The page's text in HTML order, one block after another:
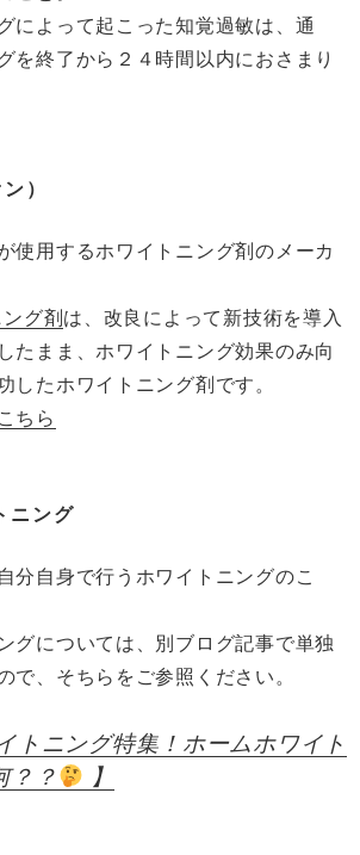
によって起こった知覚過敏は、通
を終了から２４時間以内におさまり
）
使用するホワイトニング剤のメーカ
グ剤 は、改良によって新技術を導入
たまま、ホワイトニング効果のみ向
したホワイトニング剤です。
こちら
ニング
分自身で行うホワイトニングのこ
グについては、別ブログ記事で単独
で、そちらをご参照ください。
トニング特集！ホームホワイト
？？
】